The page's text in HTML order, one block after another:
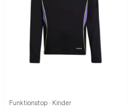
Funktionstop · Kinder